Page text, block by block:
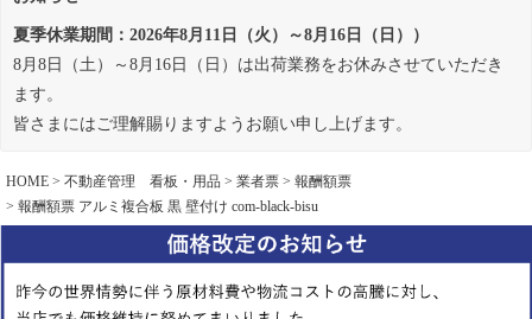
夏季休業期間：2026年8月11日（火）～8月16日（日））
8月8日（土）～8月16日（日）は出荷業務をお休みさせていただき
ます。
皆さまにはご理解賜りますようお願い申し上げます。
HOME 不動産管理 看板・用品 業者票
報酬額票
報酬額票 アルミ複合板 黒 壁付け com-black-bisu